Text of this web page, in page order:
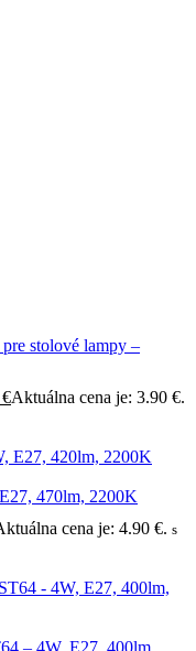
stolové lampy –
€Aktuálna cena je: 3.90 €.
470lm, 2200K
cena je: 4.90 €. s